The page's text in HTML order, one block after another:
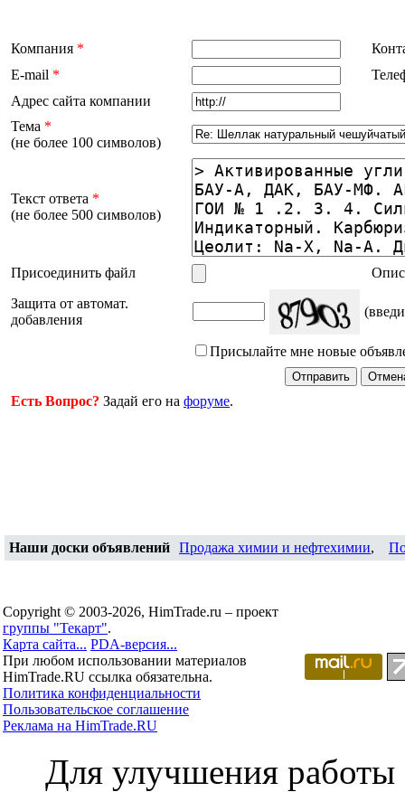
Компания *
E-mail *
Адрес сайта компании
Тема *
(не более 100 символов)
Текст ответа *
(не более 500 символов)
Присоединить файл
Защита от автомат.
добавления
Присылайте мне новые
Есть Вопрос? Задай его на форуме.
Наши доски объявлений Продажа химии и нефтехимии,
Copyright © 2003-2026, HimTrade.ru – проект
группы "Текарт".
Карта сайта... PDA-версия...
При любом использовании материалов
HimTrade.RU ссылка обязательна.
Политика конфиденциальности
Пользовательское соглашение
Реклама на HimTrade.RU
Для улучшения работы